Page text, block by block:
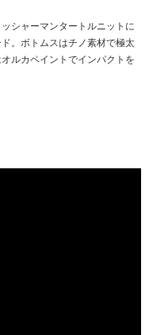
シャーマンタートルニットに
。ボトムスはチノ素材で極太
ルカペイントでインパクトを